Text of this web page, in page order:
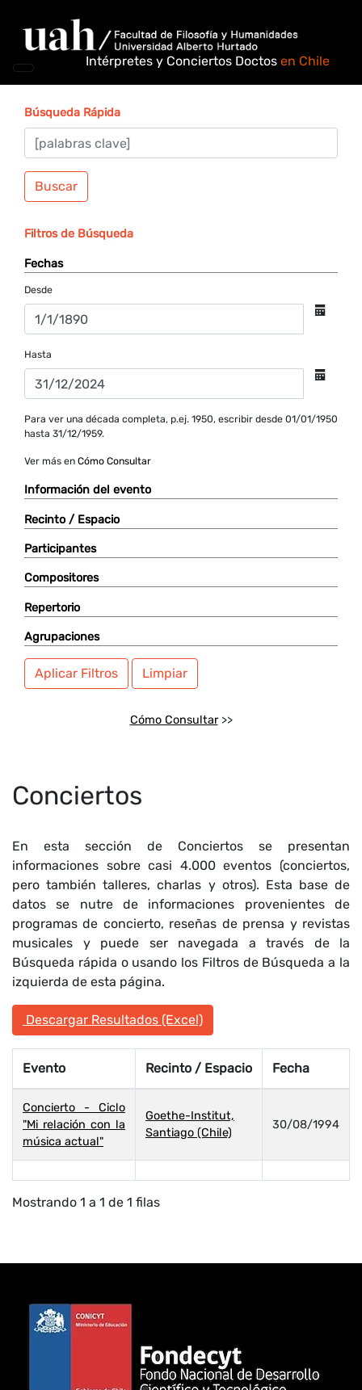
Intérpretes y Conciertos Doctos en Chile
Búsqueda Rápida
Buscar
Filtros de Búsqueda
Fechas
Desde
Hasta
Para ver una década completa, p.ej. 1950, escribir desde 01/01/1950
hasta 31/12/1959.
Ver más en Cómo Consultar
Información del evento
Recinto / Espacio
Participantes
Compositores
Repertorio
Agrupaciones
Aplicar Filtros Limpiar
Cómo Consultar>>
Conciertos
En esta sección de Conciertos se presentan
informaciones sobre casi 4.000 eventos (conciertos,
pero también talleres, charlas y otros). Esta base de
datos se nutre de informaciones provenientes de
programas de concierto, reseñas de prensa y revistas
musicales y puede ser navegada a través de la
Búsqueda rápida o usando los Filtros de Búsqueda a la
izquierda de esta página.
Descargar Resultados (Excel)
Evento Recinto / Espacio Fecha
Concierto - Ciclo
"Mi relación con la
música actual"
Goethe-Institut,
Santiago (Chile)
30/08/1994
Mostrando 1 a 1 de 1 filas